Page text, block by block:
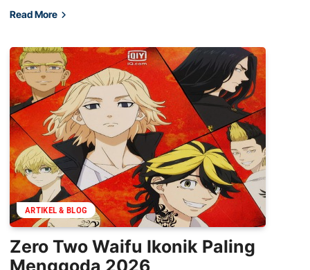
Read More
ARTIKEL & BLOG
Zero Two Waifu Ikonik Paling
Menggoda 2026